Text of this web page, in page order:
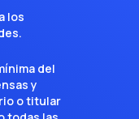
los
del
y
o titular